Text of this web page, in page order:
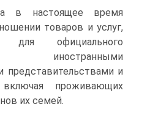
в настоящее время
товаров и услуг,
для официального
иностранными
представительствами и
проживающих
их семей.